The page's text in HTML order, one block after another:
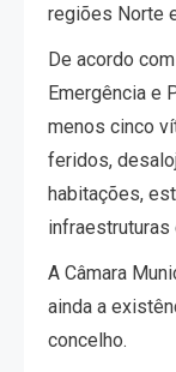
regiões Norte
De acordo
Emergência e
menos cinco
feridos,
habitações,
A Câmara
ainda a
concelho.